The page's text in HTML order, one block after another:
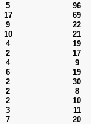
5
96
17
69
9
22
10
21
4
19
2
17
4
9
6
19
2
30
2
8
2
10
3
11
7
20